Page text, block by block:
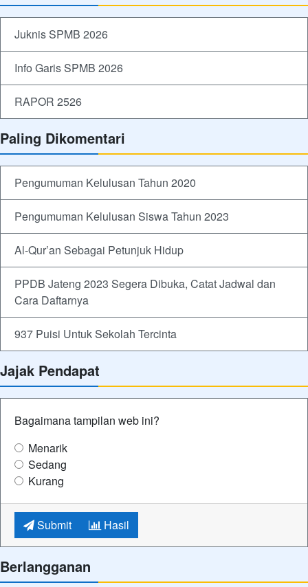
Juknis SPMB 2026
Info Garis SPMB 2026
RAPOR 2526
Paling Dikomentari
Pengumuman Kelulusan Tahun 2020
Pengumuman Kelulusan Siswa Tahun 2023
Al-Qur’an Sebagai Petunjuk Hidup
PPDB Jateng 2023 Segera Dibuka, Catat Jadwal dan
Cara Daftarnya
937 Puisi Untuk Sekolah Tercinta
Jajak Pendapat
Bagaimana tampilan web ini?
Menarik
Sedang
Kurang
Submit Hasil
Berlangganan